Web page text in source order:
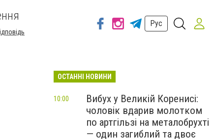
Рус
ОСТАННІ НОВИНИ
Вибух у Великій Коренисі:
чоловік вдарив молотком
по артгільзі на металобрухті
— один загиблий та двоє
10:00